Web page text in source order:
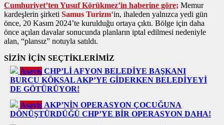
Cumhuriyet’ten Yusuf Körükmez’in haberine göre; Memur
kardeşlerin şirketi Samus Turizm‘in, ihaleden yalnızca yedi gün
önce, 20 Kasım 2024’te kurulduğu ortaya çıktı. Bölge için daha
önce açılan davalar sonucunda planların iptal edilmesi nedeniyle
alan, “plansız” notuyla satıldı.
SİZİN İÇİN SEÇTİKLERİMİZ
Asayiş CHP’Lİ AFYON BELEDİYE BAŞKANI
BURCU KÖKSAL AKP’YE GİDERKEN BELEDİYEYİ
DE GÖTÜRÜYOR!
Asayiş AKP’NİN OPERASYON ÇOCUĞUNA
DÖNÜŞTÜRDÜĞÜ CHP’YE BİR OPERASYON DAHA!